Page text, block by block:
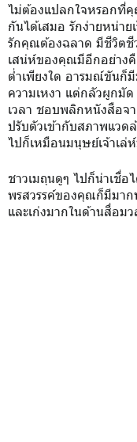
ไม่ต้องแปลกใจหรอกที่คุ
กันได้เสมอ รักง่ายหน่าย
รักคุณต้องฉลาด มีชีวิตชี
เสน่ห์ของคุณมีอีกอย่าง
ต่ำเพียงใด อารมณ์ขันก็
ความเหงา แต่กลัวผูกมั
เวลา ชอบพลิกหนังสือจ
ปรับตัวเข้ากับสภาพแวด
ไปก็เหมือนมนุษย์เจ้าเล่
ชาวเมถุนดูๆ ไปก็น่าเชื่อ
พรสวรรค์ของคุณก็มีมาก
และเก่งมากในด้านสื่อม